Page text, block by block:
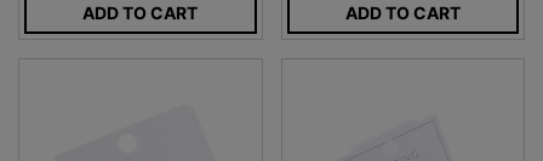
ADD TO CART ADD TO CART